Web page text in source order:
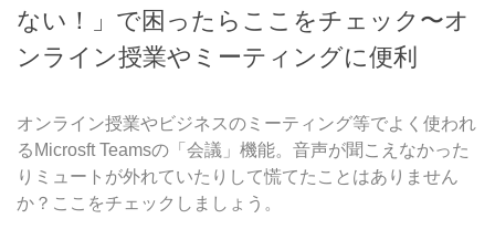
ない！」で困ったらここをチェック〜オ
ンライン授業やミーティングに便利
オンライン授業やビジネスのミーティング等でよく使われ
るMicrosft Teamsの「会議」機能。音声が聞こえなかった
りミュートが外れていたりして慌てたことはありません
か？ここをチェックしましょう。